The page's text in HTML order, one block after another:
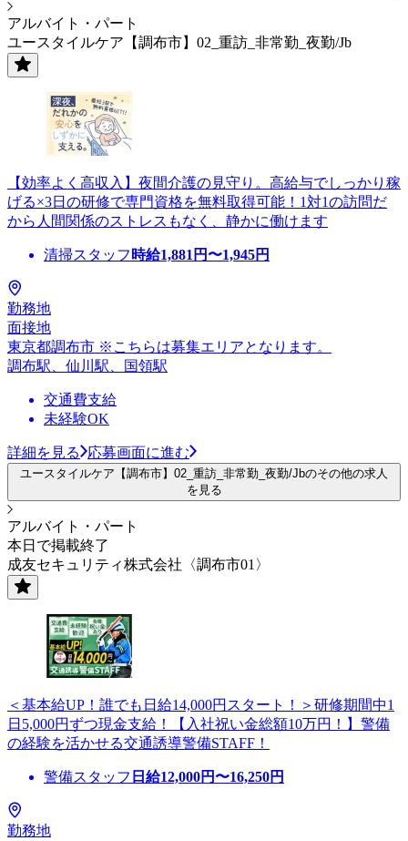
アルバイト・パート
ユースタイルケア【調布市】02_重訪_非常勤_夜勤/Jb
【効率よく高収入】夜間介護の見守り。高給与でしっかり稼
げる×3日の研修で専門資格を無料取得可能！1対1の訪問だ
から人間関係のストレスもなく、静かに働けます
清掃スタッフ 時給1,881 円〜1,945円
勤務地
面接地
東京都調布市 ※こちらは募集エリアとなります。
調布駅、仙川駅、国領駅
交通費支給
未経験OK
詳細を見る 応募画面に進む
ユースタイルケア【調布市】02_重訪_非常勤_夜勤/Jbのその他の求人
を見る
アルバイト・パート
本日で掲載終了
成友セキュリティ株式会社〈調布市01〉
＜基本給UP！誰でも日給14,000円スタート！＞研修期間中1
日5,000円ずつ現金支給！【入社祝い金総額10万円！】警備
の経験を活かせる交通誘導警備STAFF！
警備スタッフ 日給12,000円〜16,250円
勤務地